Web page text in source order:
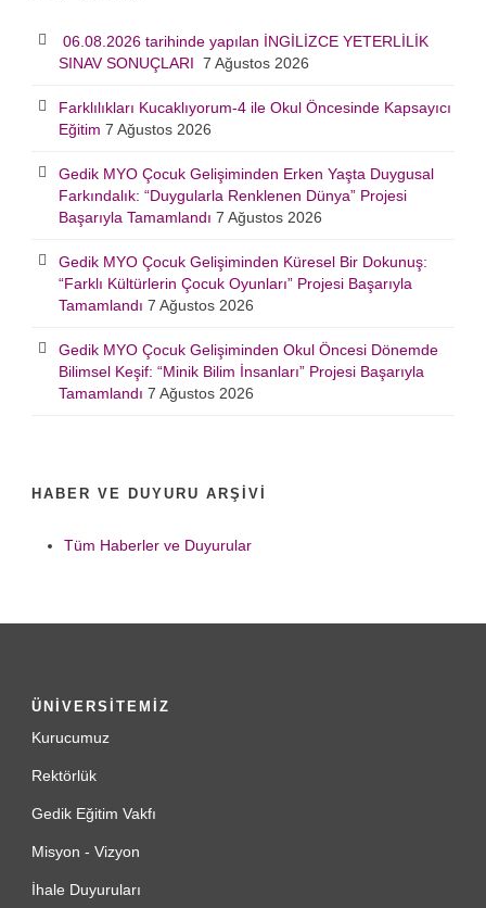
06.08.2026 tarihinde yapılan İNGİLİZCE YETERLİLİK
SINAV SONUÇLARI 7 Ağustos 2026
Farklılıkları Kucaklıyorum-4 ile Okul Öncesinde Kapsayıcı
Eğitim 7 Ağustos 2026
Gedik MYO Çocuk Gelişiminden Erken Yaşta Duygusal
Farkındalık: “Duygularla Renklenen Dünya” Projesi
Başarıyla Tamamlandı 7 Ağustos 2026
Gedik MYO Çocuk Gelişiminden Küresel Bir Dokunuş:
“Farklı Kültürlerin Çocuk Oyunları” Projesi Başarıyla
Tamamlandı 7 Ağustos 2026
Gedik MYO Çocuk Gelişiminden Okul Öncesi Dönemde
Bilimsel Keşif: “Minik Bilim İnsanları” Projesi Başarıyla
Tamamlandı 7 Ağustos 2026
HABER VE DUYURU ARŞIVI
Tüm Haberler ve Duyurular
ÜNİVERSİTEMİZ
Kurucumuz
Rektörlük
Gedik Eğitim Vakfı
Misyon - Vizyon
İhale Duyuruları